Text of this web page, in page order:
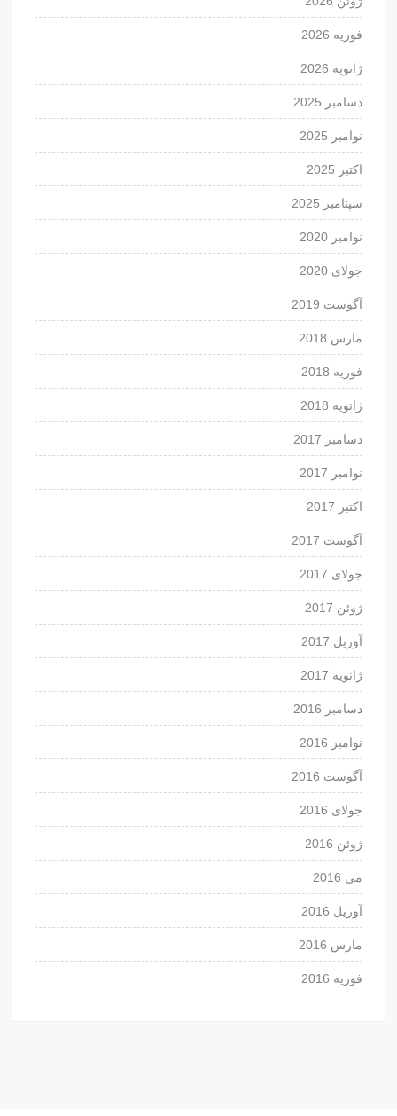
فوریه 2026
ژانویه 2026
دسامبر 2025
نوامبر 2025
اکتبر 2025
سپتامبر 2025
نوامبر 2020
جولای 2020
آگوست 2019
مارس 2018
فوریه 2018
ژانویه 2018
دسامبر 2017
نوامبر 2017
اکتبر 2017
آگوست 2017
جولای 2017
ژوئن 2017
آوریل 2017
ژانویه 2017
دسامبر 2016
نوامبر 2016
آگوست 2016
جولای 2016
ژوئن 2016
می 2016
آوریل 2016
مارس 2016
فوریه 2016